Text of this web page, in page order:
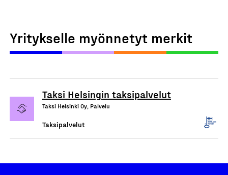
Yritykselle myönnetyt merkit
Taksi Helsingin taksipalvelut
Taksi Helsinki Oy, Palvelu
Taksipalvelut